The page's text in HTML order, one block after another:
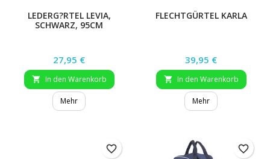
LEDERG?RTEL LEVIA,
SCHWARZ, 95CM
Preis
27,95 €
 In den Warenkorb
Mehr
FLECHTGÜRTEL KARLA
Preis
39,95 €
 In den Warenkorb
Mehr
favorite_border favorite_border